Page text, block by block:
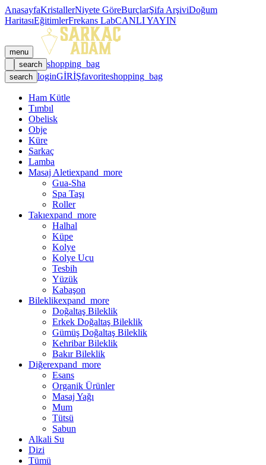
AnasayfaKristallerNiyete GöreBurçlarŞifa ArşiviDoğum
HaritasıEğitimlerFrekans LabCANLI YAYIN
menu
search shopping_bag
search loginGİRİŞfavoriteshopping_bag
Ham Kütle
Tımbıl
Obelisk
Obje
Küre
Sarkaç
Lamba
Masaj Aletiexpand_more
Gua-Sha
Spa Taşı
Roller
Takıexpand_more
Halhal
Küpe
Kolye
Kolye Ucu
Tesbih
Yüzük
Kabaşon
Bileklikexpand_more
Doğaltaş Bileklik
Erkek Doğaltaş Bileklik
Gümüş Doğaltaş Bileklik
Kehribar Bileklik
Bakır Bileklik
Diğerexpand_more
Esans
Organik Ürünler
Masaj Yağı
Mum
Tütsü
Sabun
Alkali Su
Dizi
Tümü